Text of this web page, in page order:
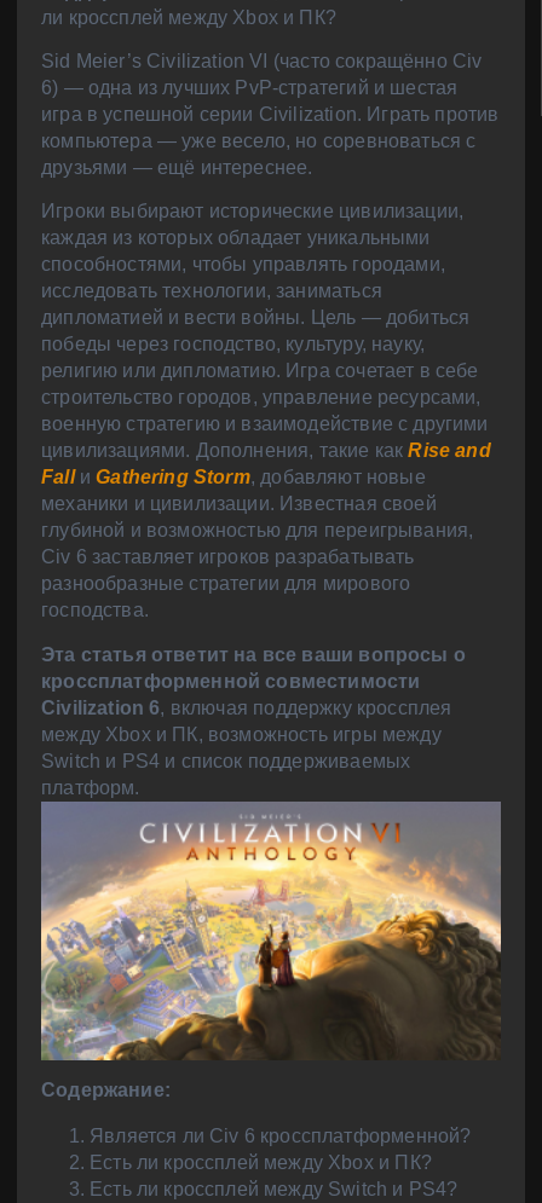
ли кроссплей между Xbox и ПК?
Sid Meier’s Civilization VI (часто сокращённо Civ
6) — одна из лучших PvP-стратегий и шестая
игра в успешной серии Civilization. Играть против
компьютера — уже весело, но соревноваться с
друзьями — ещё интереснее.
Игроки выбирают исторические цивилизации,
каждая из которых обладает уникальными
способностями, чтобы управлять городами,
исследовать технологии, заниматься
дипломатией и вести войны. Цель — добиться
победы через господство, культуру, науку,
религию или дипломатию. Игра сочетает в себе
строительство городов, управление ресурсами,
военную стратегию и взаимодействие с другими
цивилизациями. Дополнения, такие какRise and
FallиGathering Storm, добавляют новые
механики и цивилизации. Известная своей
глубиной и возможностью для переигрывания,
Civ 6 заставляет игроков разрабатывать
разнообразные стратегии для мирового
господства.
Эта статья ответит на все ваши вопросы о
кроссплатформенной совместимости
Civilization 6, включая поддержку кроссплея
между Xbox и ПК, возможность игры между
Switch и PS4 и список поддерживаемых
платформ.
Содержание:
Является ли Civ 6 кроссплатформенной?
Есть ли кроссплей между Xbox и ПК?
Есть ли кроссплей между Switch и PS4?